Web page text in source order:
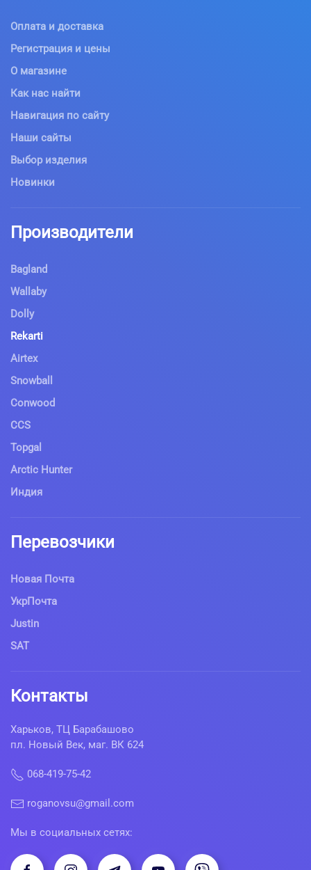
Оплата и доставка
Регистрация и цены
О магазине
Как нас найти
Навигация по сайту
Наши сайты
Выбор изделия
Новинки
Производители
Bagland
Wallaby
Dolly
Rekarti
Airtex
Snowball
Conwood
CCS
Topgal
Arctic Hunter
Индия
Перевозчики
Новая Почта
УкрПочта
Justin
SAT
Контакты
Харьков, ТЦ Барабашово
пл. Новый Век, маг. ВК 624
068-419-75-42
roganovsu@gmail.com
Мы в социальных сетях: